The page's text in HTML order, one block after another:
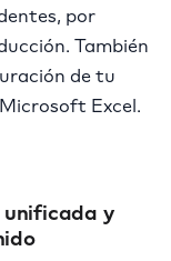
por
También
de tu
Excel.
unificada y